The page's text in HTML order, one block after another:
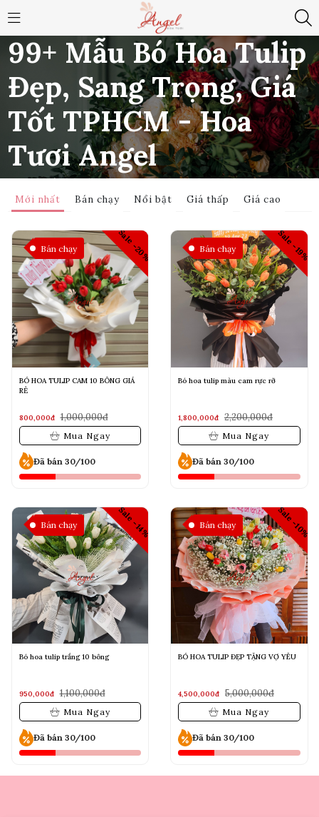
99+ Mẫu Bó Hoa Tulip
Đẹp, Sang Trọng, Giá
Tốt TPHCM - Hoa
Tươi Angel
chủ /
Sản
phẩm
Tốt TPHCM - Hoa Tươi Angel
Mới nhất Bán chạy Nổi bật Giá thấp Giá cao
Bán chạy Sale -20%
BÓ HOA TULIP CAM 10 BÔNG GIÁ
RẺ
800,000đ 1,000,000đ
Mua Ngay
Đã bán 30/100
Bán chạy Sale -19%
Bó hoa tulip màu cam rực rỡ
1,800,000đ 2,200,000đ
Mua Ngay
Đã bán 30/100
Bán chạy Sale -14%
Bó hoa tulip trắng 10 bông
950,000đ 1,100,000đ
Mua Ngay
Đã bán 30/100
Bán chạy Sale -10%
BÓ HOA TULIP ĐẸP TẶNG VỢ YÊU
4,500,000đ 5,000,000đ
Mua Ngay
Đã bán 30/100